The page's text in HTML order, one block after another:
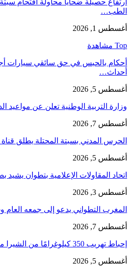
الطب…
أغسطس 1, 2026
Top مشاهدة
أحكام بالحبس في حق سائقي سيارات
أحداث…
أغسطس 5, 2026
وزارة التربية الوطنية تعلن عن مواعيد
أغسطس 7, 2026
الحرس المدني بسبتة المحتلة يطلق
أغسطس 5, 2026
اتحاد المقاولات الإعلامية بتطوان
أغسطس 3, 2026
المغرب التطواني يدعو إلى جمعه
أغسطس 7, 2026
إحباط تهريب 350 كيلوغرامًا من الشيرا محشوة داخل قوالب…
أغسطس 5, 2026